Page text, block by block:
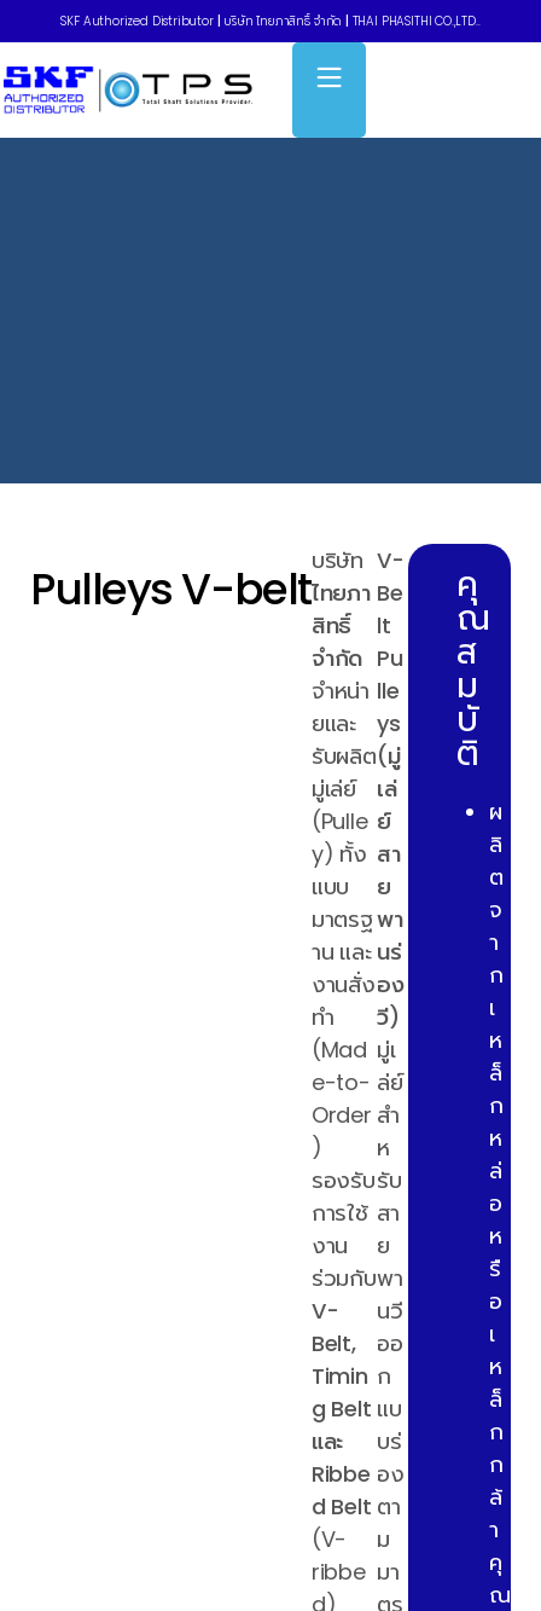
SKF Authorized Distributor บริษัท ไทยภาสิทธิ์ จำกัด THAI PHASITHI CO.,LTD..
Home » Pulleys V-belt
Pulleys V-beltบริษัท
ไทยภา
สิทธิ์
จำกัด
จำหน่า
ยและ
รับผลิต
มู่เล่ย์
(Pulle
y) ทั้ง
แบบ
มาตรฐ
าน และ
งานสั่ง
ทำ
(Mad
e-to-
Order
)
รองรับ
การใช้
งาน
ร่วมกับ
V-
Belt,
Timin
g Belt
และ
Ribbe
d Belt
(V-
ribbe
d)
V-
Be
lt
Pu
lle
ys
(มู่
เล่
ย์
สา
ย
พา
นร่
อง
วี)
มู่เ
ล่ย์
สำ
ห
รับ
สา
ย
พา
นวี
ออ
ก
แบ
บร่
อง
ตา
ม
มา
ตร
คุ
ณ
ส
ม
บั
ติ
ผ
ลิ
ต
จ
า
ก
เ
ห
ล็
ก
ห
ล่
อ
ห
รื
อ
เ
ห
ล็
ก
ก
ล้
า
คุ
ณ